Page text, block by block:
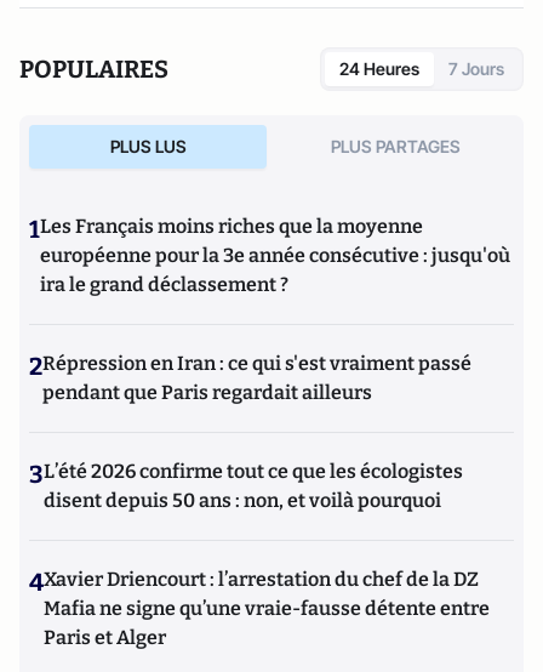
POPULAIRES 24 Heures 7 Jours
PLUS LUS PLUS PARTAGES
1Les Français moins riches que la moyenne
européenne pour la 3e année consécutive : jusqu'où
ira le grand déclassement ?
2Répression en Iran : ce qui s'est vraiment passé
pendant que Paris regardait ailleurs
3L’été 2026 confirme tout ce que les écologistes
disent depuis 50 ans : non, et voilà pourquoi
4Xavier Driencourt : l’arrestation du chef de la DZ
Mafia ne signe qu’une vraie-fausse détente entre
Paris et Alger